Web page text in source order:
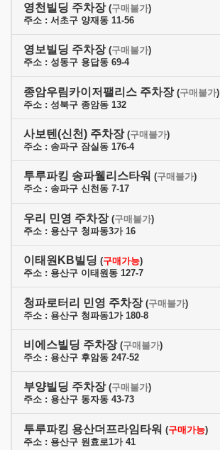
영천빌딩 주차장 (구매불가)
주소 : 서초구 양재동 11-56
영보빌딩 주차장 (구매불가)
주소 : 성동구 용답동 69-4
종암우림카이저팰리스 주차장 (구매불가)
주소 : 성북구 종암동 132
사보텐(신천) 주차장 (구매불가)
주소 : 송파구 잠실동 176-4
투루파킹 송파웰리스타워 (구매불가)
주소 : 송파구 신천동 7-17
우리 민영 주차장 (구매불가)
주소 : 용산구 청파동3가 16
이태원KB빌딩 (구매가능)
주소 : 용산구 이태원동 127-7
청파로터리 민영 주차장 (구매불가)
주소 : 용산구 청파동1가 180-8
비에스빌딩 주차장 (구매불가)
주소 : 용산구 후암동 247-52
부양빌딩 주차장 (구매불가)
주소 : 용산구 동자동 43-73
투루파킹 용산더프라임타워 (구매가능)
주소 : 용산구 원효로1가 41